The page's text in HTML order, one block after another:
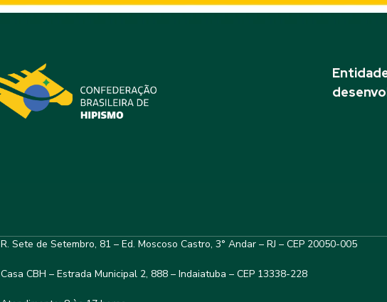
R. Sete de Setembro, 81 – Ed. Moscoso Castro, 3° Andar – RJ – CEP 20050-005
Casa CBH – Estrada Municipal 2, 888 – Indaiatuba – CEP 13338-228